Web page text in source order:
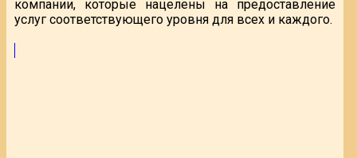
компании, которые нацелены на предоставление
услуг соответствующего уровня для всех и каждого.